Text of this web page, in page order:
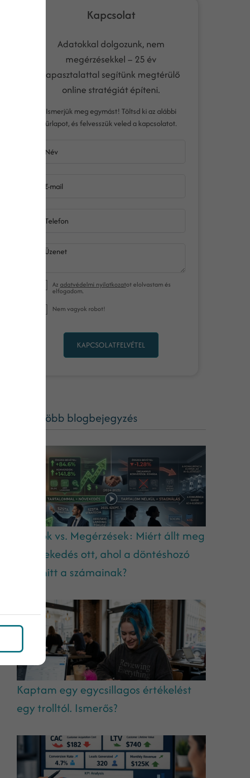
Kapcsolat
Adatokkal dolgozunk, nem
megérzésekkel – 25 év
tapasztalattal segítünk megtérülő
online stratégiát építeni.
Ismerjük meg egymást! Töltsd ki az alábbi
űrlapot, és felvesszük veled a kapcsolatot.
Név
E-mail
Telefon
Üzenet
Azadatvédelmi nyilatkozatot elolvastam és
elfogadom.
Nem vagyok robot!
KAPCSOLATFELVÉTEL
Még több blogbejegyzés
Adatok vs. Megérzések: Miért állt meg
a növekedés ott, ahol a döntéshozó
nem hitt a számainak?
Kaptam egy egycsillagos értékelést
egy trolltól. Ismerős?